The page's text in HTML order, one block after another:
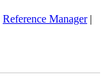
|Reference Manager